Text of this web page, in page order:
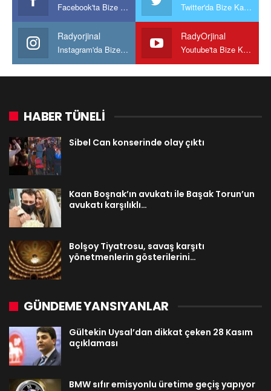
Facebook'ta Bize Katılın Twitter'da Bize Katılın
Radyorjinal
Instagram'da Bize katılın
RadyOrjinal
Youtube'ta Bize Katılın
HABER TÜNELİ
Sibel Can konserinde olay çıktı
Kaan Boşnak’ın avukatı ile Başak Torun’un
avukatı karşılıklı…
Bolşoy Tiyatrosu, savaş karşıtı
yönetmenlerin gösterilerini…
GÜNDEME YANSIYANLAR
Gültekin Uysal’dan dikkat çeken 28 Kasım
açıklaması
BMW sıfır emisyonlu üretime geçiş yapıyor